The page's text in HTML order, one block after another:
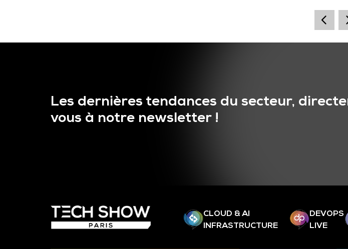
Les dernières tendances du secteur,
vous à notre newsletter !
CLOUD & AI
INFRASTRUCTURE
DEVOPS
LIVE